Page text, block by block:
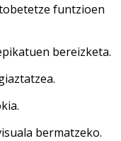
funtzioen
bereizketa.
bermatzeko.